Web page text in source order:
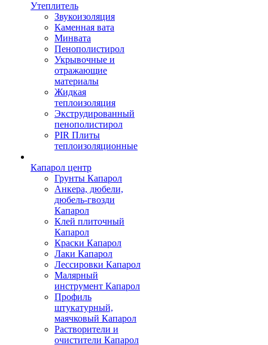
Утеплитель
Звукоизоляция
Каменная вата
Минвата
Пенополистирол
Укрывочные и
отражающие
материалы
Жидкая
теплоизоляция
Экструдированный
пенополистирол
PIR Плиты
теплоизоляционные
Капарол центр
Грунты Капарол
Анкера, дюбели,
дюбель-гвозди
Капарол
Клей плиточный
Капарол
Краски Капарол
Лаки Капарол
Лессировки Капарол
Малярный
инструмент Капарол
Профиль
штукатурный,
маячковый Капарол
Растворители и
очистители Капарол